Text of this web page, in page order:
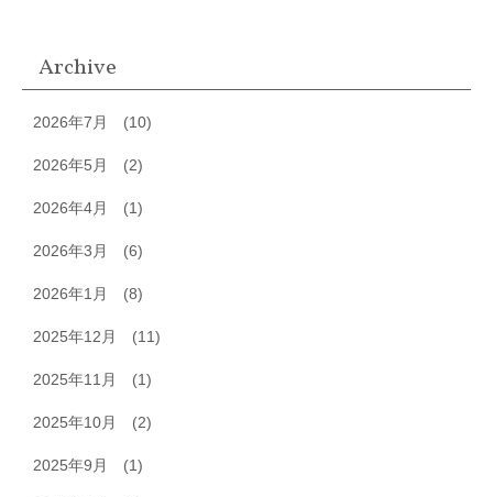
Archive
2026年7月 (10)
2026年5月 (2)
2026年4月 (1)
2026年3月 (6)
2026年1月 (8)
2025年12月 (11)
2025年11月 (1)
2025年10月 (2)
2025年9月 (1)